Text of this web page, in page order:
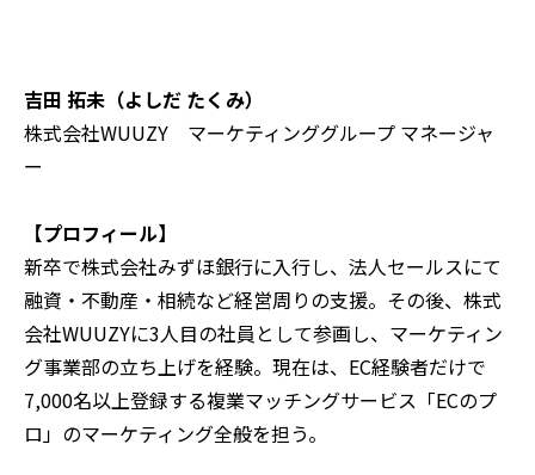
吉田 拓未（よしだ たくみ）
株式会社WUUZY マーケティンググループ マネージャ
ー
【プロフィール】
新卒で株式会社みずほ銀行に入行し、法人セールスにて
融資・不動産・相続など経営周りの支援。その後、株式
会社WUUZYに3人目の社員として参画し、マーケティン
グ事業部の立ち上げを経験。現在は、EC経験者だけで
7,000名以上登録する複業マッチングサービス「ECのプ
ロ」のマーケティング全般を担う。